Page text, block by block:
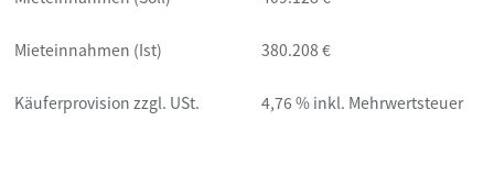
Mieteinnahmen (Ist) 380.208 €
Käuferprovision zzgl. USt. 4,76 % inkl. Mehrwertsteuer